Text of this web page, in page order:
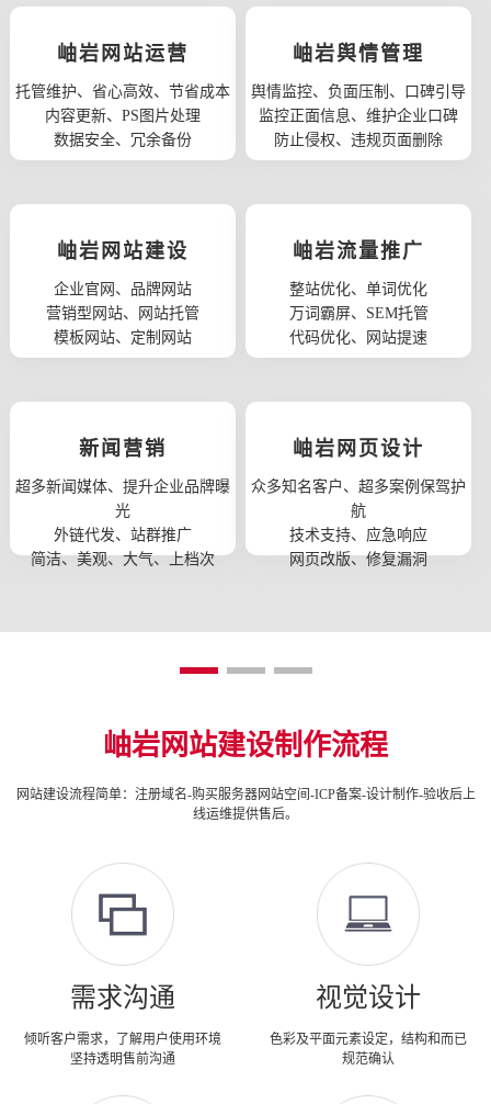
岫岩网站运营
托管维护、省心高效、节省成本
内容更新、PS图片处理
数据安全、冗余备份
岫岩舆情管理
舆情监控、负面压制、口碑引导
监控正面信息、维护企业口碑
防止侵权、违规页面删除
岫岩网站建设
企业官网、品牌网站
营销型网站、网站托管
模板网站、定制网站
岫岩流量推广
整站优化、单词优化
万词霸屏、SEM托管
代码优化、网站提速
新闻营销
超多新闻媒体、提升企业品牌曝
光
外链代发、站群推广
简洁、美观、大气、上档次
岫岩网页设计
众多知名客户、超多案例保驾护
航
技术支持、应急响应
网页改版、修复漏洞
岫岩网站建设制作流程
网站建设流程简单：注册域名-购买服务器网站空间-ICP备案-设计制作-验收后上
线运维提供售后。
需求沟通
倾听客户需求，了解用户使用环境
坚持透明售前沟通
视觉设计
色彩及平面元素设定，结构和而已
规范确认